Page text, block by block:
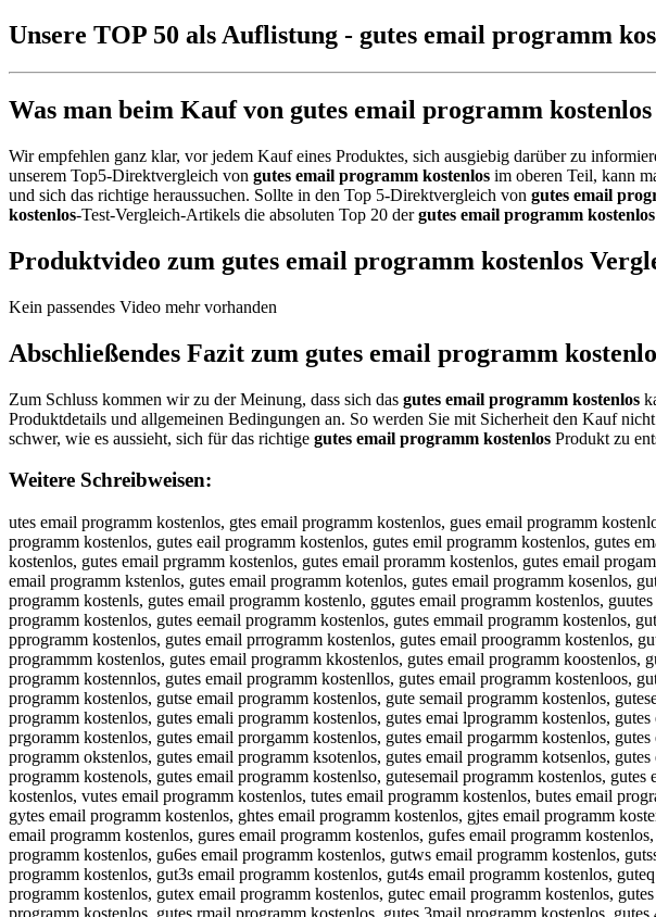
Unsere TOP 50 als Auflistung - gutes email programm
Was man beim Kauf von gutes email programm
Wir empfehlen ganz klar, vor jedem Kauf eines Produktes, sich ausgiebig darüber zu
unserem Top5-Direktvergleich von gutes email programm kostenlos im oberen Teil, kann
und sich das richtige heraussuchen. Sollte in den Top 5-Direktvergleich von gutes email
kostenlos-Test-Vergleich-Artikels die absoluten Top 20 dergutes email programm kostenlos
Produktvideo zum gutes email programm kostenlos
Kein passendes Video mehr vorhanden
Abschließendes Fazit zum gutes email programm
Zum Schluss kommen wir zu der Meinung, dass sich das gutes email programm kostenlos
Produktdetails und allgemeinen Bedingungen an. So werden Sie mit Sicherheit den Kauf
schwer, wie es aussieht, sich für das richtige gutes email programm kostenlos Produkt zu
Weitere Schreibweisen:
utes email programm kostenlos, gtes email programm kostenlos, gues email programm kostenlos, guts email programm kostenlos, gute email programm kostenlos, gutes email programm kostenlos, gutes mail programm kostenlos, gutes eail programm kostenlos, gutes emil programm kostenlos, gutes emal programm kostenlos, gutes emai programm kostenlos, gutes email rogramm kostenlos, gutes email pogramm kostenlos, gutes email prgramm kostenlos, gutes email proramm kostenlos, gutes email progamm kostenlos, gutes email progrmm kostenlos, gutes email program kostenlos, gutes email programm ostenlos, gutes email programm kstenlos, gutes email programm kotenlos, gutes email programm kosenlos, gutes email programm kostnlos, gutes email programm kostelos, gutes email programm kostenos, gutes email programm kostenls, gutes email programm kostenlo, ggutes email programm kostenlos, guutes email programm kostenlos, guttes email programm kostenlos, gutees email programm kostenlos, gutess email programm kostenlos, gutes eemail programm kostenlos, gutes emmail programm kostenlos, gutes emaail programm kostenlos, gutes emaiil programm kostenlos, gutes emaill programm kostenlos, gutes email pprogramm kostenlos, gutes email prrogramm kostenlos, gutes email proogramm kostenlos, gutes email proggramm kostenlos, gutes email progrramm kostenlos, gutes email prograamm kostenlos, gutes email programmm kostenlos, gutes email programm kkostenlos, gutes email programm koostenlos, gutes email programm kosstenlos, gutes email programm kosttenlos, gutes email programm kosteenlos, gutes email programm kostennlos, gutes email programm kostenllos, gutes email programm kostenloos, gutes email programm kostenloss, ugtes email programm kostenlos, gtues email programm kostenlos, guets email programm kostenlos, gutse email programm kostenlos, gute semail programm kostenlos, gutese mail programm kostenlos, gutes meail programm kostenlos, gutes eamil programm kostenlos, gutes emial programm kostenlos, gutes emali programm kostenlos, gutes emai lprogramm kostenlos, gutes emailp rogramm kostenlos, gutes email rpogramm kostenlos, gutes email porgramm kostenlos, gutes email prgoramm kostenlos, gutes email prorgamm kostenlos, gutes email progarmm kostenlos, gutes email progrmam kostenlos, gutes email program mkostenlos, gutes email programmk ostenlos, gutes email programm okstenlos, gutes email programm ksotenlos, gutes email programm kotsenlos, gutes email programm kosetnlos, gutes email programm kostnelos, gutes email programm kostelnos, gutes email programm kostenols, gutes email programm kostenlso, gutesemail programm kostenlos, gutes emailprogramm kostenlos, gutes email programmkostenlos, rutes email programm kostenlos, futes email programm kostenlos, vutes email programm kostenlos, tutes email programm kostenlos, butes email programm kostenlos, yutes email programm kostenlos, hutes email programm kostenlos, nutes email programm kostenlos, gytes email programm kostenlos, ghtes email programm kostenlos, gjtes email programm kostenlos, gktes email programm kostenlos, gites email programm kostenlos, g7tes email programm kostenlos, g8tes email programm kostenlos, gures email programm kostenlos, gufes email programm kostenlos, guges email programm kostenlos, guhes email programm kostenlos, guyes email programm kostenlos, gu5es email programm kostenlos, gu6es email programm kostenlos, gutws email programm kostenlos, gutss email programm kostenlos, gutds email programm kostenlos, gutfs email programm kostenlos, gutrs email programm kostenlos, gut3s email programm kostenlos, gut4s email programm kostenlos, guteq email programm kostenlos, gutew email programm kostenlos, gutee email programm kostenlos, gutez email programm kostenlos, gutex email programm kostenlos, gutec email programm kostenlos, gutes wmail programm kostenlos, gutes smail programm kostenlos, gutes dmail programm kostenlos, gutes fmail programm kostenlos, gutes rmail programm kostenlos, gutes 3mail programm kostenlos, gutes 4mail programm kostenlos, gutes e ail programm kostenlos, gutes enail programm kostenlos, gutes ehail programm kostenlos, gutes ejail programm kostenlos, gutes ekail programm kostenlos, gutes elail programm kostenlos, gutes emqil programm kostenlos, gutes emwil programm kostenlos, gutes emzil programm kostenlos, gutes emxil programm kostenlos, gutes emaul programm kostenlos, gutes emajl programm kostenlos, gutes emakl programm kostenlos, gutes emall programm